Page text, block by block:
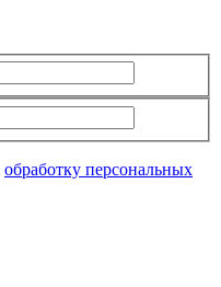
обработку персональных